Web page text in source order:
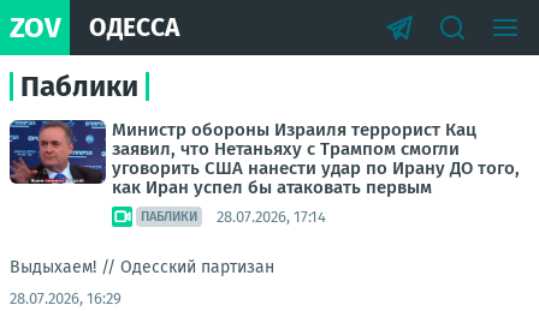
ZOV ОДЕССА
Паблики
Министр обороны Израиля террорист Кац
заявил, что Нетаньяху с Трампом смогли
уговорить США нанести удар по Ирану ДО того,
как Иран успел бы атаковать первым
ПАБЛИКИ 28.07.2026, 17:14
Выдыхаем! // Одесский партизан
28.07.2026, 16:29